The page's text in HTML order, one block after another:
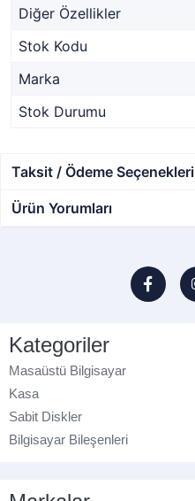
Diğer Özellikler
Stok Kodu
Marka
Stok Durumu
Taksit / Ödeme Seçenekleri
Ürün Yorumları
Kategoriler
Masaüstü Bilgisayar
Kasa
Sabit Diskler
Bilgisayar Bileşenleri